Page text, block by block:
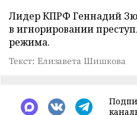
Лидер КПРФ Геннадий
в игнорировании
режима.
Текст: Елизавета Шишкова